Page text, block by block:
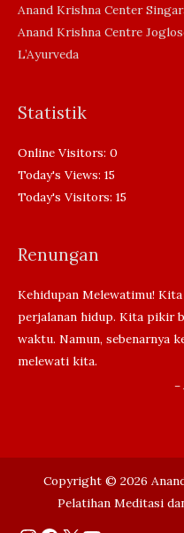
Anand Krishna Center
Anand Krishna Centre
L’Ayurveda
Statistik
Online Visitors: 0
Today's Views: 15
Today's Visitors: 15
Renungan
Kehidupan Melewatimu!
perjalanan hidup. Kita pikir
waktu. Namun, sebenarnya
melewati kita.
–
Copyright © 2026
Pelatihan Meditasi